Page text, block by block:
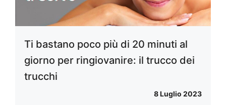
Ti bastano poco più di 20 minuti al
giorno per ringiovanire: il trucco dei
trucchi
8 Luglio 2023